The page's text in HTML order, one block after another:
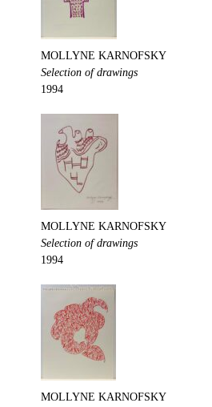
MOLLYNE KARNOFSKY
Selection of drawings
1994
MOLLYNE KARNOFSKY
Selection of drawings
1994
MOLLYNE KARNOFSKY